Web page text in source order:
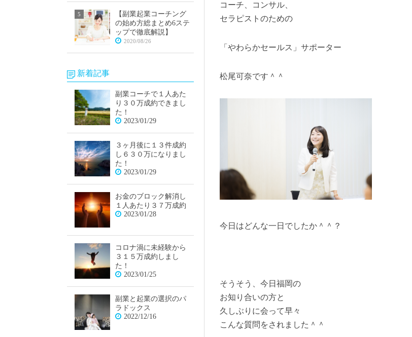
コーチ、コンサル、
セラピストのための
「やわらかセールス」サポーター
松尾可奈です＾＾
今日はどんな一日でしたか＾＾？
そうそう、今日福岡の
お知り合いの方と
久しぶりに会って早々
こんな質問をされました＾＾
【副業起業コーチング
の始め方総まとめ6ステ
ップで徹底解説】
2020/08/26
新着記事
副業コーチで１人あた
り３０万成約できまし
た！
2023/01/29
３ヶ月後に１３件成約
し６３０万になりまし
た！
2023/01/29
お金のブロック解消し
１人あたり３７万成約
2023/01/28
コロナ渦に未経験から
３１５万成約しまし
た！
2023/01/25
副業と起業の選択のパ
ラドックス
2022/12/16